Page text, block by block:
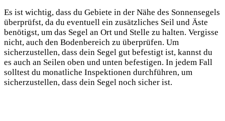
Es ist wichtig, dass du Gebiete in der Nähe des Sonnensegels
überprüfst, da du eventuell ein zusätzliches Seil und Äste
benötigst, um das Segel an Ort und Stelle zu halten. Vergisse
nicht, auch den Bodenbereich zu überprüfen. Um
sicherzustellen, dass dein Segel gut befestigt ist, kannst du
es auch an Seilen oben und unten befestigen. In jedem Fall
solltest du monatliche Inspektionen durchführen, um
sicherzustellen, dass dein Segel noch sicher ist.